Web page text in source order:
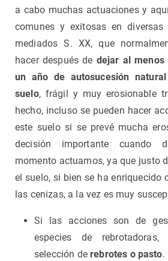
a cabo muchas actuaciones y
comunes y exitosas en diversas
mediados S. XX, que
hacer después de dejar al
un año de autosucesión
suelo, frágil y muy erosionable
hecho, incluso se pueden hacer
este suelo si se prevé mucha
decisión importante cuando
momento actuamos, ya que justo
el suelo, si bien se ha enriquecido
las cenizas, a la vez es muy
Si las acciones son de
especies de
selección derebrotes o pasto.